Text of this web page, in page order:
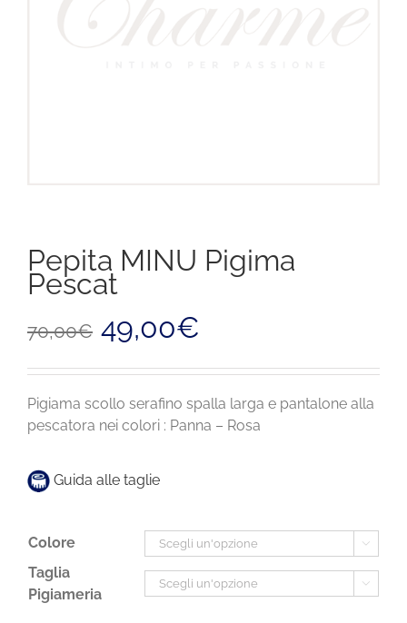
Pepita MINU Pigima
Pescat
70,00€ prezzo
era:
70,00€.
49,00€
è:
49,00€.
Pigiama scollo serafino spalla larga e pantalone alla
pescatora nei colori : Panna – Rosa
Guida alle taglie
Colore 
Taglia
Pigiameria
